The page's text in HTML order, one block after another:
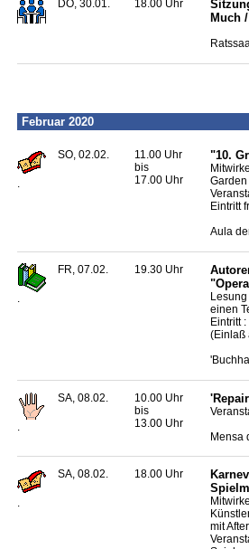
DO, 30.01. 18.00 Uhr
Much
Februar 2020
.
SO, 02.02.
11.00 Uhr
bis
17.00 Uhr
"10.
Garden
Eintritt
Aula
FR, 07.02. 19.30 Uhr
einen
Eintritt
(Einlaß
SA, 08.02.
10.00 Uhr
bis
13.00 Uhr
Mensa
.
SA, 08.02. 18.00 Uhr
mit